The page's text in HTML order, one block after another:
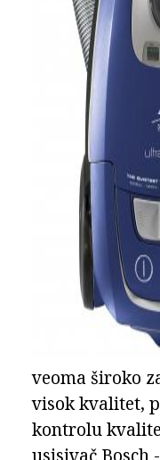
veoma široko
visok kvalitet,
kontrolu
usisivač